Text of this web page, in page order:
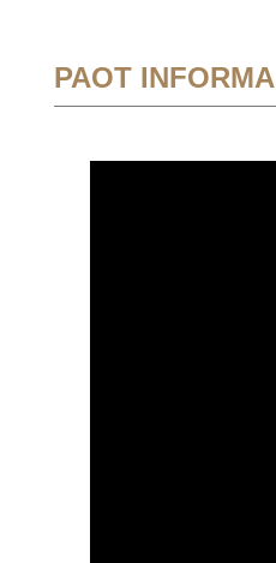
PAOT INFORMA